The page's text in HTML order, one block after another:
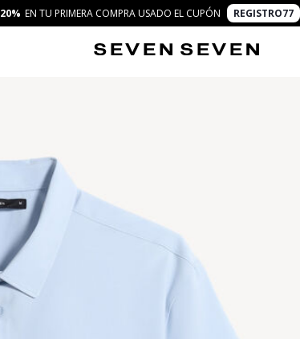
20% EN TU PRIMERA COMPRA USADO EL CUPÓN REGISTRO77